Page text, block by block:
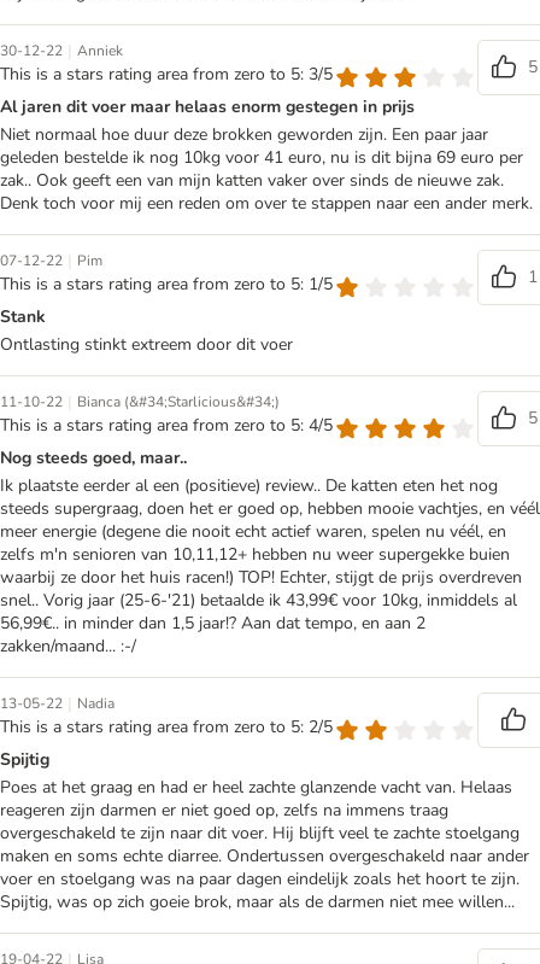
30-12-22 | Anniek
This is a stars rating area from zero to 5: 3/5
5
Al jaren dit voer maar helaas enorm gestegen in prijs
Niet normaal hoe duur deze brokken geworden zijn. Een paar jaar
geleden bestelde ik nog 10kg voor 41 euro, nu is dit bijna 69 euro per
zak.. Ook geeft een van mijn katten vaker over sinds de nieuwe zak.
Denk toch voor mij een reden om over te stappen naar een ander merk.
07-12-22 | Pim
This is a stars rating area from zero to 5: 1/5
1
Stank
Ontlasting stinkt extreem door dit voer
11-10-22 | Bianca (&#34;Starlicious&#34;)
This is a stars rating area from zero to 5: 4/5
5
Nog steeds goed, maar..
Ik plaatste eerder al een (positieve) review.. De katten eten het nog
steeds supergraag, doen het er goed op, hebben mooie vachtjes, en véél
meer energie (degene die nooit echt actief waren, spelen nu véél, en
zelfs m'n senioren van 10,11,12+ hebben nu weer supergekke buien
waarbij ze door het huis racen!) TOP! Echter, stijgt de prijs overdreven
snel.. Vorig jaar (25-6-'21) betaalde ik 43,99€ voor 10kg, inmiddels al
56,99€.. in minder dan 1,5 jaar!? Aan dat tempo, en aan 2
zakken/maand... :-/
13-05-22 | Nadia
This is a stars rating area from zero to 5: 2/5
Spijtig
Poes at het graag en had er heel zachte glanzende vacht van. Helaas
reageren zijn darmen er niet goed op, zelfs na immens traag
overgeschakeld te zijn naar dit voer. Hij blijft veel te zachte stoelgang
maken en soms echte diarree. Ondertussen overgeschakeld naar ander
voer en stoelgang was na paar dagen eindelijk zoals het hoort te zijn.
Spijtig, was op zich goeie brok, maar als de darmen niet mee willen...
19-04-22 Lisa